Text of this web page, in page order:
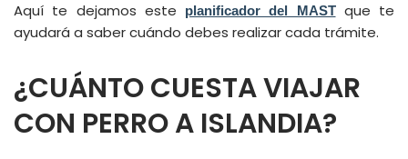
Aquí te dejamos este planificador del MAST que te
ayudará a saber cuándo debes realizar cada trámite.
¿CUÁNTO CUESTA VIAJAR
CON PERRO A ISLANDIA?